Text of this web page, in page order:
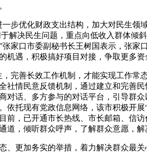
步优化财政支出结构，加大对民生领
解决民生问题，重点向低收入群体倾
张家口市委副秘书长王树国表示，张家
机遇，积极搞好项目对接，争取更多
完善长效工作机制，才能实现工作常
社情民意反馈机制，通过建立和完善
对话、多方参与的对话平台，引导群
依托现有党政信息网络，该市积极开展
前，已开通市长热线、市长邮箱、信
道，倾听群众呼声，了解群众意愿，
、更加务实的举措，着力解决群众最